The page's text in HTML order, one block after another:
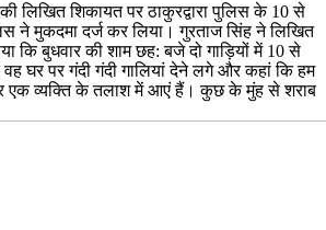
लिखित शिकायत पर ठाकुरद्वारा पुलिस के 10 से
ने मुकदमा दर्ज कर लिया। गुरताज सिंह ने लिखित
कि बुधवार की शाम छह: बजे दो गाड़ियों में 10 से
घर पर गंदी गंदी गालियां देने लगे और कहां कि हम
एक व्यक्ति के तलाश में आएं हैं। कुछ के मुंह से शराब